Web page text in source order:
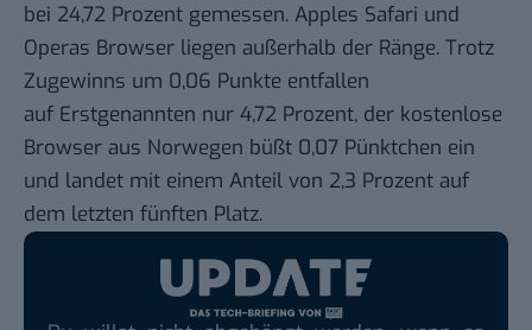
bei 24,72 Prozent gemessen. Apples Safari und
Operas Browser liegen außerhalb der Ränge. Trotz
Zugewinns um 0,06 Punkte entfallen
auf Erstgenannten nur 4,72 Prozent, der kostenlose
Browser aus Norwegen büßt 0,07 Pünktchen ein
und landet mit einem Anteil von 2,3 Prozent auf
dem letzten fünften Platz.